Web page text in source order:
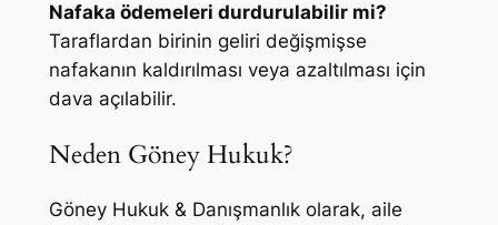
Nafaka ödemeleri durdurulabilir mi?
Taraflardan birinin geliri değişmişse
nafakanın kaldırılması veya azaltılması için
dava açılabilir.
Neden Göney Hukuk?
Göney Hukuk & Danışmanlık olarak, aile